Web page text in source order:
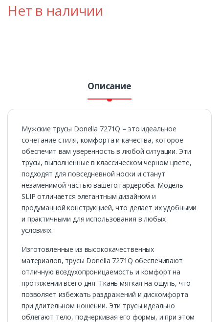
Нет в наличии
Описание
Мужские трусы Donella 7271Q – это идеальное
сочетание стиля, комфорта и качества, которое
обеспечит вам уверенность в любой ситуации. Эти
трусы, выполненные в классическом черном цвете,
подходят для повседневной носки и станут
незаменимой частью вашего гардероба. Модель
SLIP отличается элегантным дизайном и
продуманной конструкцией, что делает их удобными
и практичными для использования в любых
условиях.
Изготовленные из высококачественных
материалов, трусы Donella 7271Q обеспечивают
отличную воздухопроницаемость и комфорт на
протяжении всего дня. Ткань мягкая на ощупь, что
позволяет избежать раздражений и дискомфорта
при длительном ношении. Эти трусы идеально
облегают тело, подчеркивая его формы, и при этом